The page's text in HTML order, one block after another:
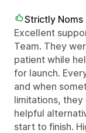
Strictly Noms
Excellent
Team. They
patient while
for launch.
and when
limitations,
helpful
start to finish.